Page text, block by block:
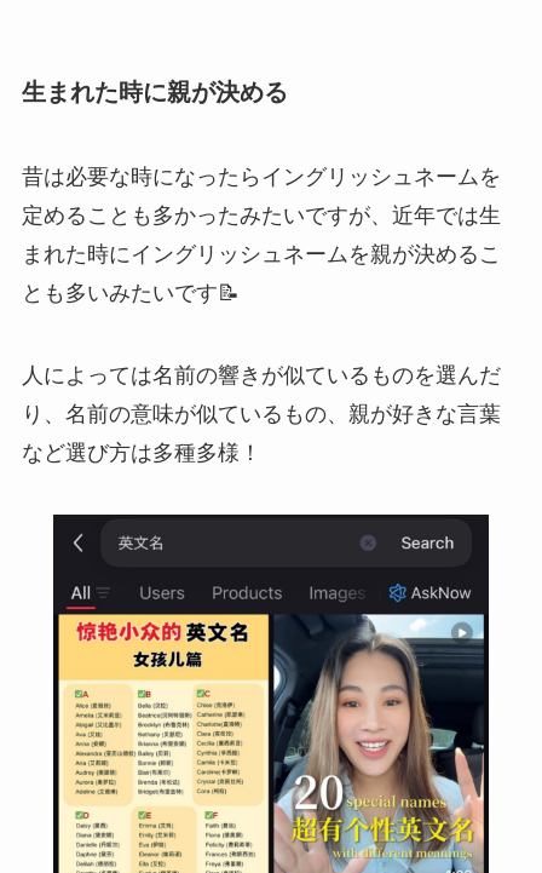
生まれた時に親が決める
昔は必要な時になったらイングリッシュネームを
定めることも多かったみたいですが、近年では生
まれた時にイングリッシュネームを親が決めるこ
とも多いみたいです📝
人によっては名前の響きが似ているものを選んだ
り、名前の意味が似ているもの、親が好きな言葉
など選び方は多種多様！